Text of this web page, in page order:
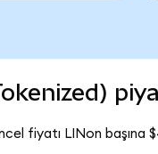
fiyatı LINon başına